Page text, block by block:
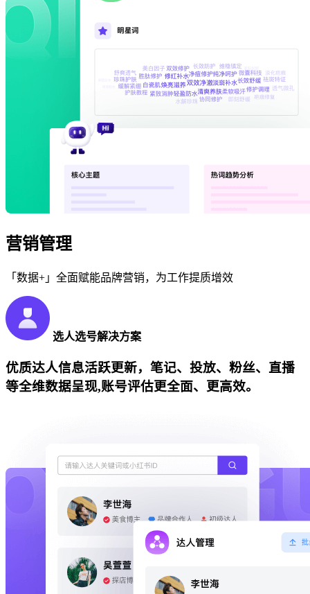
营销管理
「数据+」全面赋能品牌营销，为工作提质增效
选人选号解决方案
优质达人信息活跃更新，笔记、投放、粉丝、直播
等全维数据呈现,账号评估更全面、更高效。